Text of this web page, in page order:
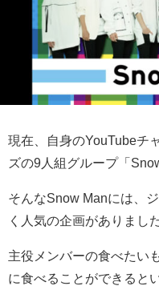
現在、自身のYouTubeチ
ズの9人組グループ「
そんなSnow Manには、
く人気の企画がありました
主役メンバーの食べたい
に食べることができると